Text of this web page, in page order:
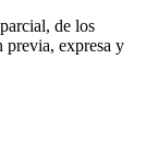
de los
previa, expresa y